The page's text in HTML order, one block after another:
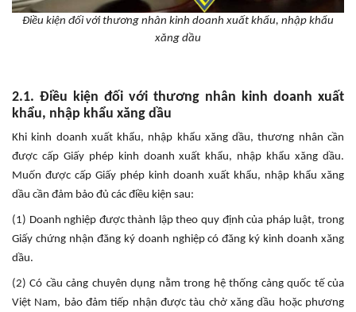
Điều kiện đối với thương nhân kinh doanh xuất khẩu, nhập khẩu
xăng dầu
2.1. Điều kiện đối với thương nhân kinh doanh xuất
khẩu, nhập khẩu xăng dầu
Khi kinh doanh xuất khẩu, nhập khẩu xăng dầu, thương nhân cần
được cấp Giấy phép kinh doanh xuất khẩu, nhập khẩu xăng dầu.
Muốn được cấp Giấy phép kinh doanh xuất khẩu, nhập khẩu xăng
dầu cần đảm bảo đủ các điều kiện sau:
(1) Doanh nghiệp được thành lập theo quy định của pháp luật, trong
Giấy chứng nhận đăng ký doanh nghiệp có đăng ký kinh doanh xăng
dầu.
(2) Có cầu cảng chuyên dụng nằm trong hệ thống cảng quốc tế của
Việt Nam, bảo đảm tiếp nhận được tàu chở xăng dầu hoặc phương